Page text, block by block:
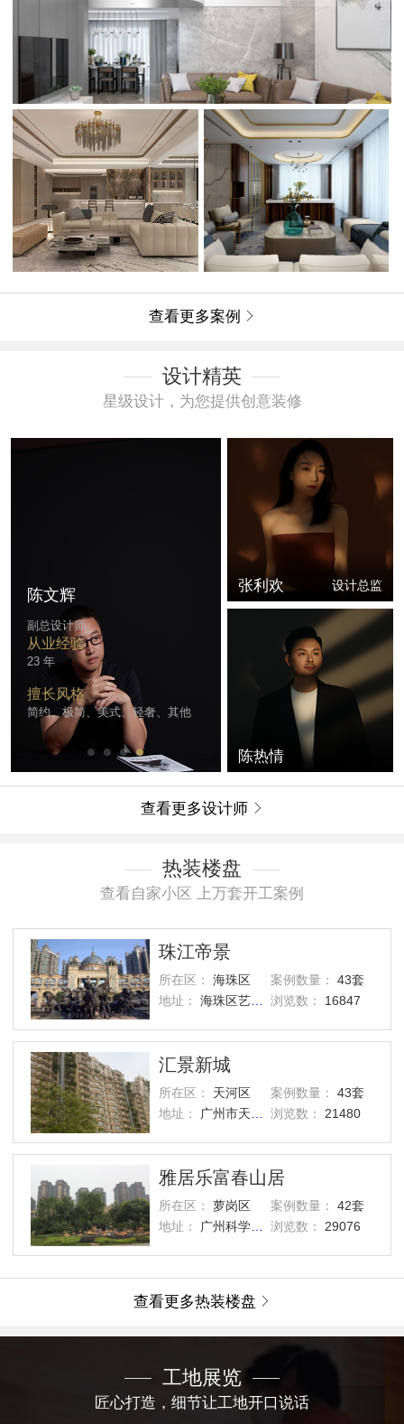
查看更多案例 
设计精英
星级设计，为您提供创意装修
陈文辉
副总设计师
从业经验
23 年
擅长风格
简约、极简、美式、轻奢、其他
张利欢 设计总监
陈热情
查看更多设计师 
热装楼盘
查看自家小区 上万套开工案例
珠江帝景
所在区： 海珠区 案例数量：
43套
地址：
海珠区艺洲路灏景街1号 浏览数： 16847
汇景新城
所在区： 天河区 案例数量：
43套
地址：
广州市天河区汇景路五山街 浏览数： 21480
雅居乐富春山居
所在区： 萝岗区 案例数量：
42套
地址：
广州科学城西区 浏览数： 29076
查看更多热装楼盘 
工地展览
匠心打造，细节让工地开口说话